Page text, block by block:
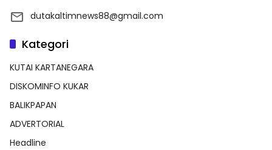
dutakaltimnews88@gmail.com
Kategori
KUTAI KARTANEGARA
DISKOMINFO KUKAR
BALIKPAPAN
ADVERTORIAL
Headline